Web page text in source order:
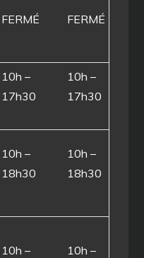
FERMÉ FERMÉ
10h –
17h30
10h –
17h30
10h –
18h30
10h –
18h30
10h –
10h –